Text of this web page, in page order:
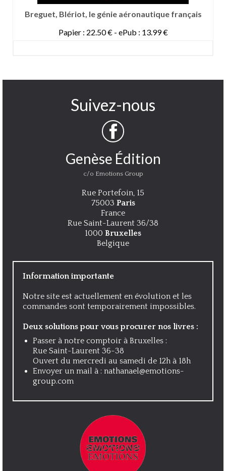
Breguet, Blériot, le génie aéronautique français
Papier : 22.50 € - ePub : 13.99 €
Suivez-nous
Genèse Édition
c/o Emotions Group
Rue Portefoin, 15
75003 Paris
France
Rue Saint-Laurent 36/38
1000 Bruxelles
Belgique
Information importante
Notre site est actuellement en évolution et les
commandes sont temporairement impossibles.
Deux solutions pour vous procurer nos livres :
Passer à notre comptoir à Bruxelles :
Rue Saint-Laurent 36-38
Ouvert du mercredi au samedi de 12h à 18h
Envoyer un mail à : nathanael@emotions-
group.com